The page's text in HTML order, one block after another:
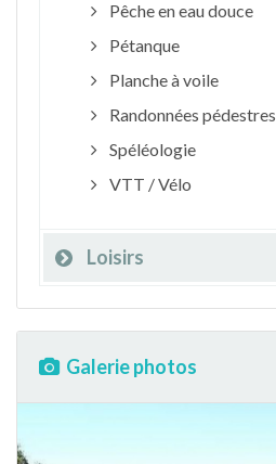
Pêche en eau douce
Pétanque
Planche à voile
Randonnées pédestres
Spéléologie
VTT / Vélo
Loisirs
Galerie photos